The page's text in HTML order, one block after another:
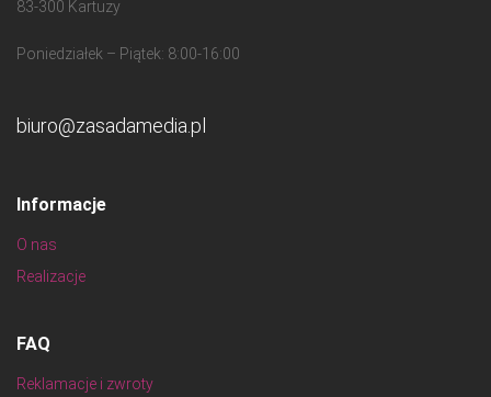
83-300 Kartuzy
Poniedziałek – Piątek: 8:00-16:00
biuro@zasadamedia.pl
Informacje
O nas
Realizacje
FAQ
Reklamacje i zwroty